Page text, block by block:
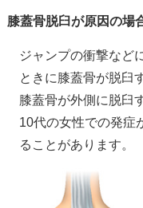
膝蓋骨脱臼が原因の場
ジャンプの衝撃など
ときに膝蓋骨が脱臼
膝蓋骨が外側に脱臼
10代の女性での発症
ることがあります。